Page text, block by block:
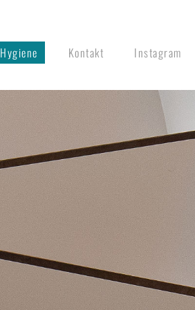
Hygiene Kontakt Instagram